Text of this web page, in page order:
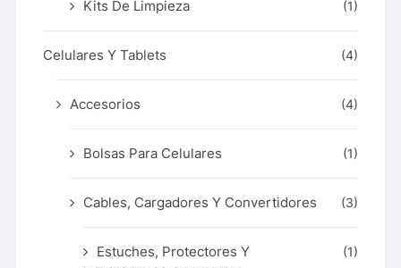
Kits De Limpieza (1)
Celulares Y Tablets (4)
Accesorios (4)
Bolsas Para Celulares (1)
Cables, Cargadores Y Convertidores (3)
Estuches, Protectores Y
(1)